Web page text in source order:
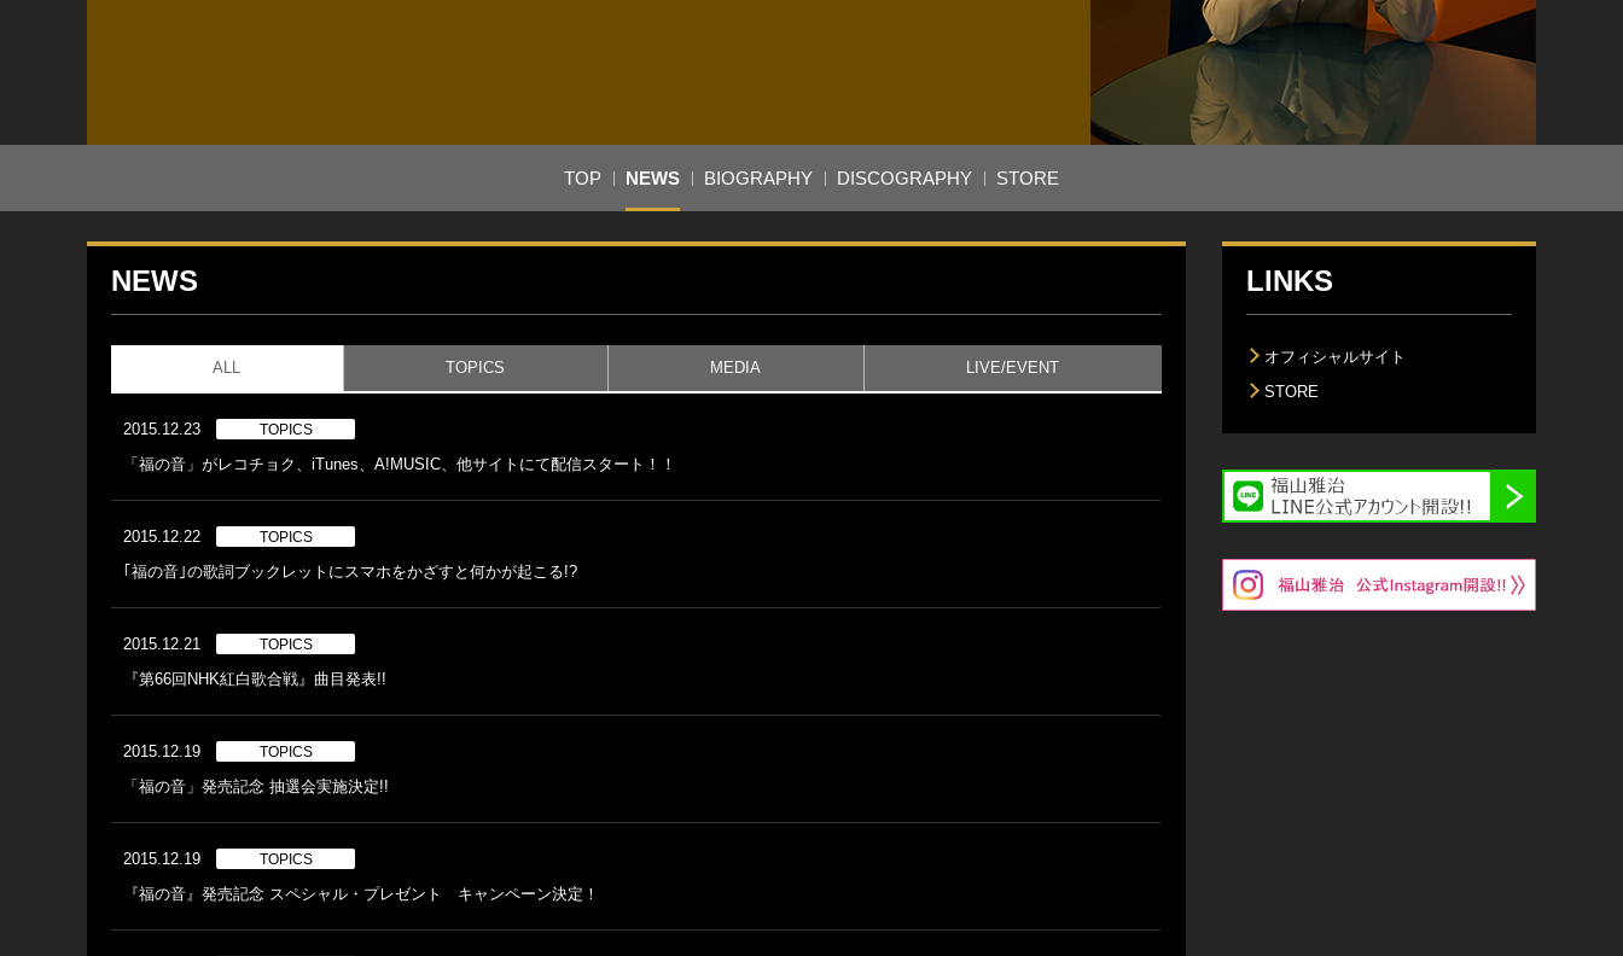
TOP NEWS BIOGRAPHY DISCOGRAPHY STORE
NEWS
ALL TOPICS MEDIA LIVE/EVENT
2015.12.23 TOPICS
「福の音」がレコチョク、iTunes、A!MUSIC、他サイトにて配信スタート！！
2015.12.22 TOPICS
｢福の音｣の歌詞ブックレットにスマホをかざすと何かが起こる!?
2015.12.21 TOPICS
『第66回NHK紅白歌合戦』曲目発表!!
2015.12.19 TOPICS
「福の音」発売記念 抽選会実施決定!!
2015.12.19 TOPICS
『福の音』発売記念 スペシャル・プレゼント キャンペーン決定！
LINKS
オフィシャルサイト
STORE